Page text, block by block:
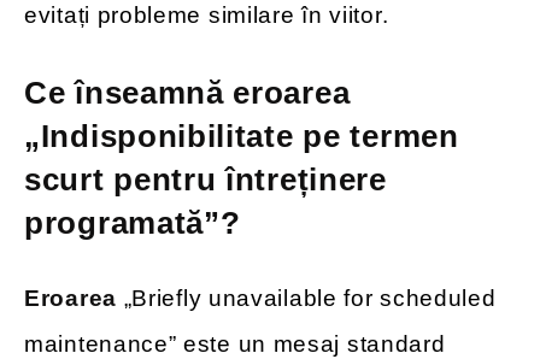
evitați probleme similare în viitor.
Ce înseamnă eroarea
„Indisponibilitate pe termen
scurt pentru întreținere
programată”?
Eroarea „Briefly unavailable for scheduled
maintenance” este un mesaj standard